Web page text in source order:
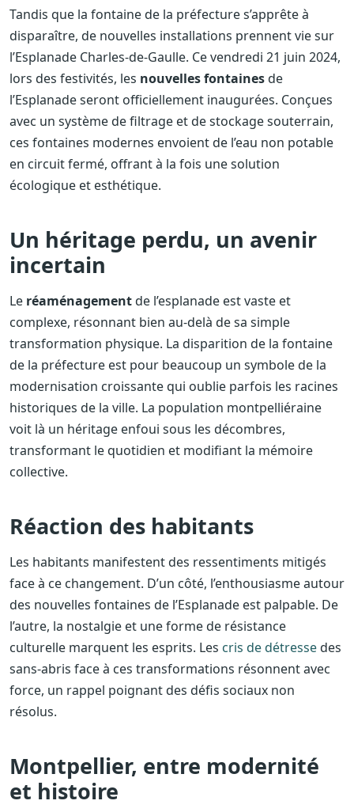
Tandis que la fontaine de la préfecture s’apprête à
disparaître, de nouvelles installations prennent vie sur
l’Esplanade Charles-de-Gaulle. Ce vendredi 21 juin 2024,
lors des festivités, les nouvelles fontainesde
l’Esplanade seront officiellement inaugurées. Conçues
avec un système de filtrage et de stockage souterrain,
ces fontaines modernes envoient de l’eau non potable
en circuit fermé, offrant à la fois une solution
écologique et esthétique.
Un héritage perdu, un avenir
incertain
Le réaménagementde l’esplanade est vaste et
complexe, résonnant bien au-delà de sa simple
transformation physique. La disparition de la fontaine
de la préfecture est pour beaucoup un symbole de la
modernisation croissante qui oublie parfois les racines
historiques de la ville. La population montpelliéraine
voit là un héritage enfoui sous les décombres,
transformant le quotidien et modifiant la mémoire
collective.
Réaction des habitants
Les habitants manifestent des ressentiments mitigés
face à ce changement. D’un côté, l’enthousiasme autour
des nouvelles fontaines de l’Esplanade est palpable. De
l’autre, la nostalgie et une forme de résistance
culturelle marquent les esprits. Les cris de détressedes
sans-abris face à ces transformations résonnent avec
force, un rappel poignant des défis sociaux non
résolus.
Montpellier, entre modernité
et histoire